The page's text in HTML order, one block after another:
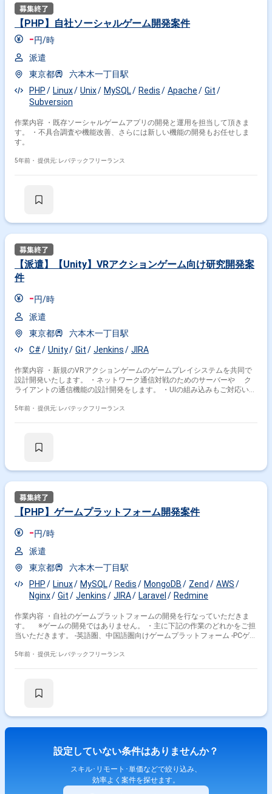
【PHP】自社ソーシャルゲーム開発案件
-円/時
派遣
東京都
六本木一丁目駅
PHP
Linux Unix MySQL Redis Apache
Git
Subversion
作業内容 ・既存ソーシャルゲームアプリの開発と運用を担当して頂きま
す。 ・不具合調査や機能改善、さらには新しい機能の開発もお任せしま
す。
5年前・ 提供元: レバテックフリーランス
【派遣】【Unity】VRアクションゲーム向け研究開発案
件
-円/時
派遣
東京都
六本木一丁目駅
C#
Unity Git Jenkins JIRA
作業内容 ・新規のVRアクションゲームのゲームプレイシステムを共同で
設計開発いたします。 ・ネットワーク通信対戦のためのサーバーや ク
ライアントの通信機能の設計開発をします。 ・UIの組み込みもご対応いた
5年前・ 提供元: レバテックフリーランス
【PHP】ゲームプラットフォーム開発案件
-円/時
派遣
東京都
六本木一丁目駅
PHP
Linux MySQL Redis MongoDB Zend
AWS
Nginx
Git Jenkins JIRA Laravel Redmine
作業内容 ・自社のゲームプラットフォームの開発を行なっていただきま
す。 ※ゲームの開発ではありません。 ・主に下記の作業のどれかをご担
当いただきます。 -英語圏、中国語圏向けゲームプラットフォーム -PCゲー
ムプラットフォーム -ゲームプラットフォームの広告配信管理システム
5年前・ 提供元: レバテックフリーランス
設定していない条件はありませんか？
スキル･リモート･単価などで絞り込み、
効率よく案件を探せます。